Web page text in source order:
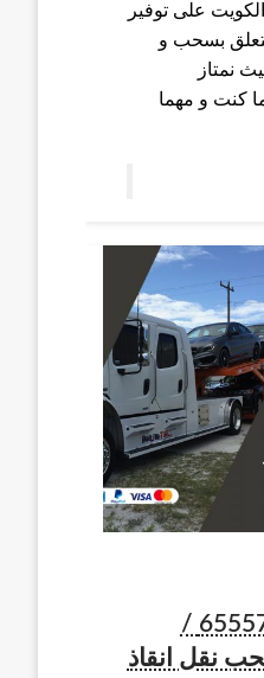
على توفير
بسحب و
نمتاز
كنت و مهما
ونش الضباعية / 65557275 /
نقل انقاذ